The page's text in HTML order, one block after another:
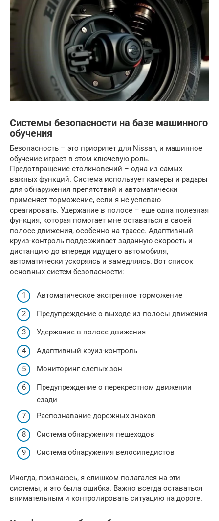
Системы безопасности на базе машинного
обучения
Безопасность – это приоритет для Nissan, и машинное
обучение играет в этом ключевую роль.
Предотвращение столкновений – одна из самых
важных функций. Система использует камеры и радары
для обнаружения препятствий и автоматически
применяет торможение, если я не успеваю
среагировать. Удержание в полосе – еще одна полезная
функция, которая помогает мне оставаться в своей
полосе движения, особенно на трассе. Адаптивный
круиз-контроль поддерживает заданную скорость и
дистанцию до впереди идущего автомобиля,
автоматически ускоряясь и замедляясь. Вот список
основных систем безопасности:
Автоматическое экстренное торможение
Предупреждение о выходе из полосы движения
Удержание в полосе движения
Адаптивный круиз-контроль
Мониторинг слепых зон
Предупреждение о перекрестном движении
сзади
Распознавание дорожных знаков
Система обнаружения пешеходов
Система обнаружения велосипедистов
Иногда, признаюсь, я слишком полагался на эти
системы, и это была ошибка. Важно всегда оставаться
внимательным и контролировать ситуацию на дороге.